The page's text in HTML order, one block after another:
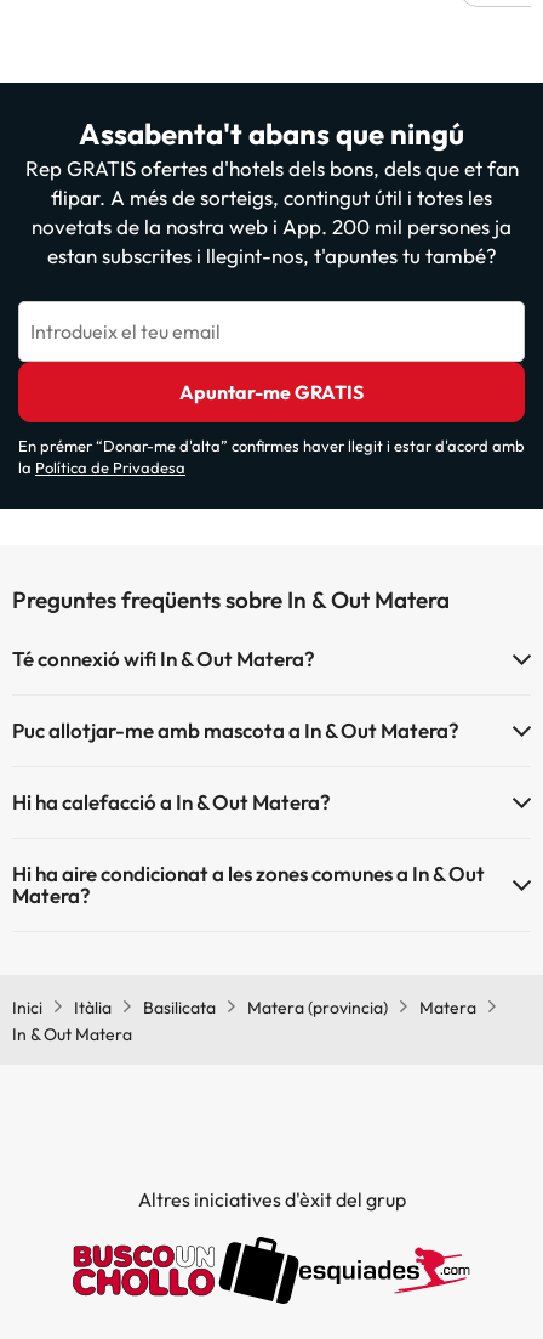
Assabenta't abans que ningú
Rep GRATIS ofertes d'hotels dels bons, dels que et fan
flipar. A més de sorteigs, contingut útil i totes les
novetats de la nostra web i App. 200 mil persones ja
estan subscrites i llegint-nos, t'apuntes tu també?
Introdueix el teu email
Apuntar-me GRATIS
En prémer “Donar-me d'alta” confirmes haver llegit i estar d'acord amb
la Política de Privadesa
Preguntes freqüents sobre In & Out Matera
Té connexió wifi In & Out Matera?
Puc allotjar-me amb mascota a In & Out Matera?
directe a l'hotel). Consulta les condicions.
Hi ha calefacció a In & Out Matera?
Hi ha aire condicionat a les zones comunes a In & Out
Matera?
Inici Itàlia Basilicata Matera (provincia)
Matera
In & Out Matera
Altres iniciatives d'èxit del grup